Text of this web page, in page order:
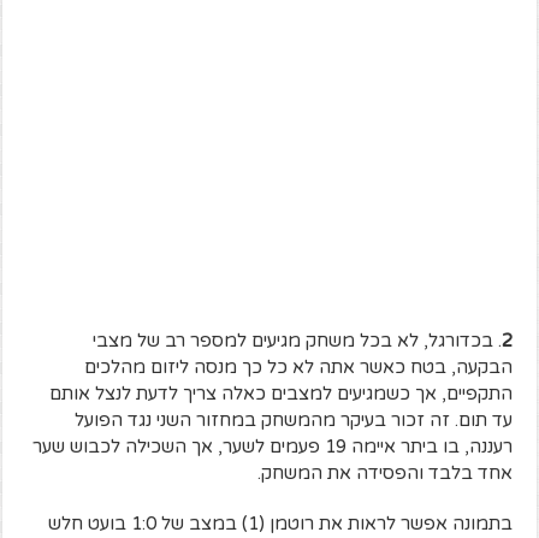
2. בכדורגל, לא בכל משחק מגיעים למספר רב של מצבי
הבקעה, בטח כאשר אתה לא כל כך מנסה ליזום מהלכים
התקפיים, אך כשמגיעים למצבים כאלה צריך לדעת לנצל אותם
עד תום. זה זכור בעיקר מהמשחק במחזור השני נגד הפועל
רעננה, בו ביתר איימה 19 פעמים לשער, אך השכילה לכבוש שער
אחד בלבד והפסידה את המשחק.
בתמונה אפשר לראות את רוטמן (1) במצב של 1:0 בועט חלש